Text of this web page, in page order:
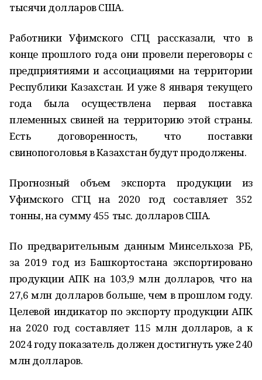
тысячи долларов США.
Работники Уфимского СГЦ рассказали, что в
конце прошлого года они провели переговоры с
предприятиями и ассоциациями на территории
Республики Казахстан. И уже 8 января текущего
года была осуществлена первая поставка
племенных свиней на территорию этой страны.
Есть договоренность, что поставки
свинопоголовья в Казахстан будут продолжены.
Прогнозный объем экспорта продукции из
Уфимского СГЦ на 2020 год составляет 352
тонны, на сумму 455 тыс. долларов США.
По предварительным данным Минсельхоза РБ,
за 2019 год из Башкортостана экспортировано
продукции АПК на 103,9 млн долларов, что на
27,6 млн долларов больше, чем в прошлом году.
Целевой индикатор по экспорту продукции АПК
на 2020 год составляет 115 млн долларов, а к
2024 году показатель должен достигнуть уже 240
млн долларов.